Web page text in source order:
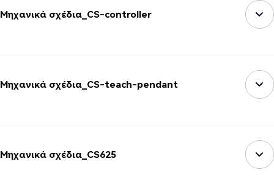
Μηχανικά σχέδια_CS-controller
Μηχανικά σχέδια_CS-teach-pendant
Μηχανικά σχέδια_CS625